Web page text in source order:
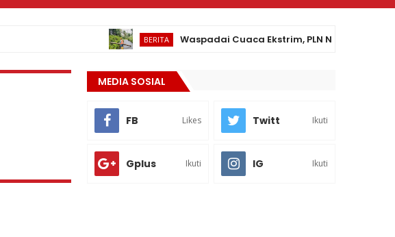
BERITA Waspadai Cuaca Ekstrim, PLN Nias Himbau
MEDIA SOSIAL
FB Likes Twitt Ikuti
Gplus Ikuti IG Ikuti